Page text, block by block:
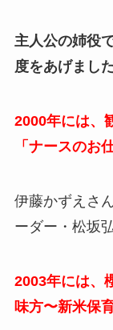
主人公の姉役
度をあげまし
2000年には、
「ナースのお
伊藤かずえさ
ーダー・松坂
2003年には、
味方〜新米保